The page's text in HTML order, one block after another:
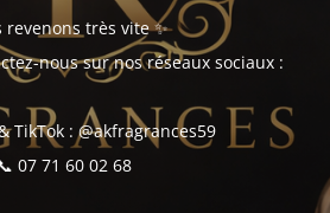
revenons très vite ✨
nous sur nos réseaux sociaux :
TikTok : @akfragrances59
07 71 60 02 68